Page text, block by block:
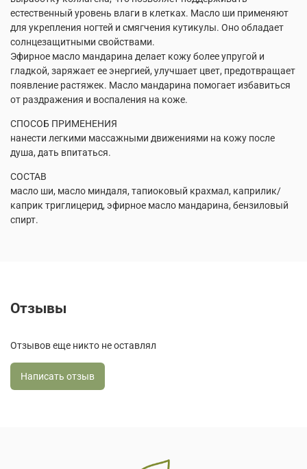
естественный уровень влаги в клетках. Масло ши применяют
для укрепления ногтей и смягчения кутикулы. Оно обладает
солнцезащитными свойствами.
Эфирное масло мандарина делает кожу более упругой и
гладкой, заряжает ее энергией, улучшает цвет, предотвращает
появление растяжек. Масло мандарина помогает избавиться
от раздражения и воспаления на коже.
СПОСОБ ПРИМЕНЕНИЯ
нанести легкими массажными движениями на кожу после
душа, дать впитаться.
СОСТАВ
масло ши, масло миндаля, тапиоковый крахмал, каприлик/
каприк триглицерид, эфирное масло мандарина, бензиловый
спирт.
Отзывы
Отзывов еще никто не оставлял
Написать отзыв